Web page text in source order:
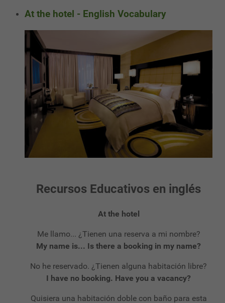
At the hotel - English Vocabulary
Recursos Educativos en inglés
At the hotel
Me llamo... ¿Tienen una reserva a mi nombre?
My name is... Is there a booking in my name?
No he reservado. ¿Tienen alguna habitación libre?
I have no booking. Have you a vacancy?
Quisiera una habitación doble con baño para esta